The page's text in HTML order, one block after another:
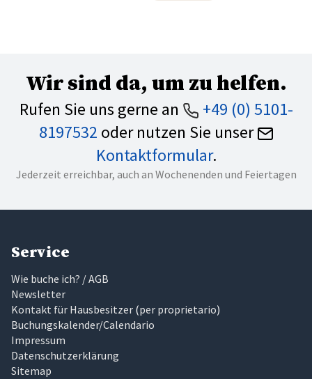
Wir sind da, um zu helfen.
Rufen Sie uns gerne an
+49 (0) 5101-
8197532 oder nutzen Sie unser
Kontaktformular.
Jederzeit erreichbar, auch an Wochenenden und Feiertagen
Service
Wie buche ich? / AGB
Newsletter
Kontakt für Hausbesitzer (per proprietario)
Buchungskalender/Calendario
Impressum
Datenschutzerklärung
Sitemap